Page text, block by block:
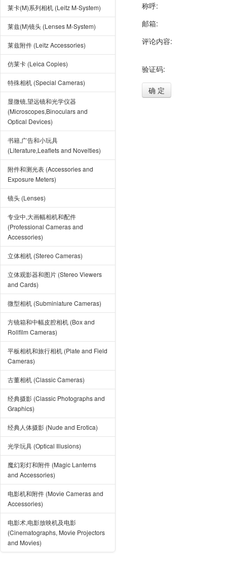
莱卡(M)系列相机 (Leitz M-System)
莱兹(M)镜头 (Lenses M-System)
莱兹附件 (Leitz Accessories)
仿莱卡 (Leica Copies)
特殊相机 (Special Cameras)
显微镜,望远镜和光学仪器
(Microscopes,Binoculars and
Optical Devices)
书籍,广告和小玩具
(Literature,Leaflets and Novelties)
附件和测光表 (Accessories and
Exposure Meters)
镜头 (Lenses)
专业中,大画幅相机和配件
(Professional Cameras and
Accessories)
立体相机 (Stereo Cameras)
立体观影器和图片 (Stereo Viewers
and Cards)
微型相机 (Subminiature Cameras)
方镜箱和中幅皮腔相机 (Box and
Rollfilm Cameras)
平板相机和旅行相机 (Plate and Field
Cameras)
古董相机 (Classic Cameras)
经典摄影 (Classic Photographs and
Graphics)
经典人体摄影 (Nude and Erotica)
光学玩具 (Optical Illusions)
魔幻彩灯和附件 (Magic Lanterns
and Accessories)
电影机和附件 (Movie Cameras and
Accessories)
电影术,电影放映机及电影
(Cinematographs, Movie Projectors
and Movies)
称呼:
邮箱:
评论内容:
验证码:
确 定